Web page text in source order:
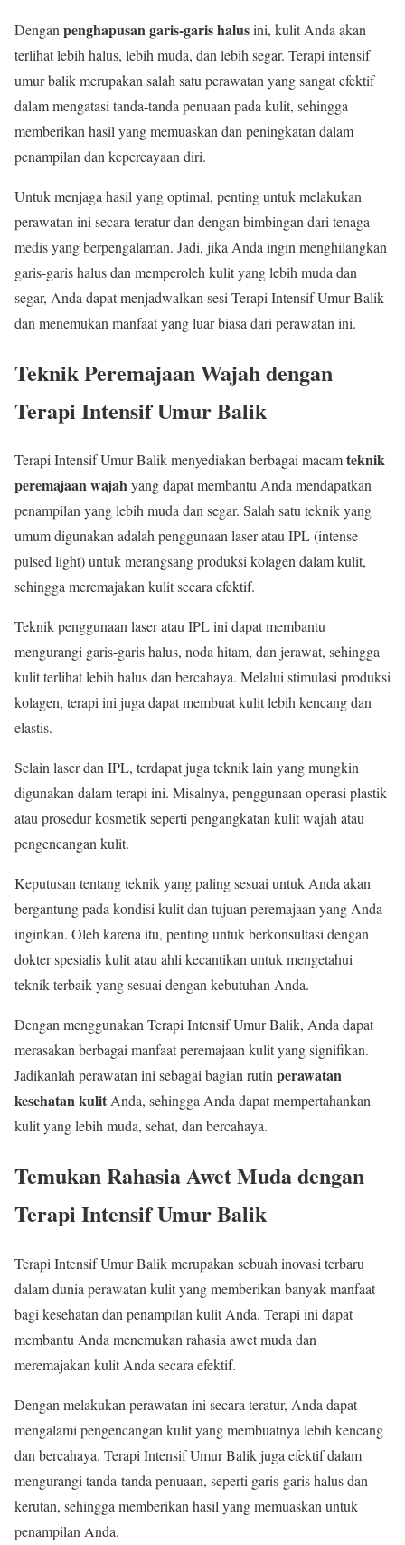
Dengan penghapusan garis-garis halusini, kulit Anda akan
terlihat lebih halus, lebih muda, dan lebih segar. Terapi intensif
umur balik merupakan salah satu perawatan yang sangat efektif
dalam mengatasi tanda-tanda penuaan pada kulit, sehingga
memberikan hasil yang memuaskan dan peningkatan dalam
penampilan dan kepercayaan diri.
Untuk menjaga hasil yang optimal, penting untuk melakukan
perawatan ini secara teratur dan dengan bimbingan dari tenaga
medis yang berpengalaman. Jadi, jika Anda ingin menghilangkan
garis-garis halus dan memperoleh kulit yang lebih muda dan
segar, Anda dapat menjadwalkan sesi Terapi Intensif Umur Balik
dan menemukan manfaat yang luar biasa dari perawatan ini.
Teknik Peremajaan Wajah dengan
Terapi Intensif Umur Balik
Terapi Intensif Umur Balik menyediakan berbagai macamteknik
peremajaan wajahyang dapat membantu Anda mendapatkan
penampilan yang lebih muda dan segar. Salah satu teknik yang
umum digunakan adalah penggunaan laser atau IPL (intense
pulsed light) untuk merangsang produksi kolagen dalam kulit,
sehingga meremajakan kulit secara efektif.
Teknik penggunaan laser atau IPL ini dapat membantu
mengurangi garis-garis halus, noda hitam, dan jerawat, sehingga
kulit terlihat lebih halus dan bercahaya. Melalui stimulasi produksi
kolagen, terapi ini juga dapat membuat kulit lebih kencang dan
elastis.
Selain laser dan IPL, terdapat juga teknik lain yang mungkin
digunakan dalam terapi ini. Misalnya, penggunaan operasi plastik
atau prosedur kosmetik seperti pengangkatan kulit wajah atau
pengencangan kulit.
Keputusan tentang teknik yang paling sesuai untuk Anda akan
bergantung pada kondisi kulit dan tujuan peremajaan yang Anda
inginkan. Oleh karena itu, penting untuk berkonsultasi dengan
dokter spesialis kulit atau ahli kecantikan untuk mengetahui
teknik terbaik yang sesuai dengan kebutuhan Anda.
Dengan menggunakan Terapi Intensif Umur Balik, Anda dapat
merasakan berbagai manfaat peremajaan kulit yang signifikan.
Jadikanlah perawatan ini sebagai bagian rutinperawatan
kesehatan kulitAnda, sehingga Anda dapat mempertahankan
kulit yang lebih muda, sehat, dan bercahaya.
Temukan Rahasia Awet Muda dengan
Terapi Intensif Umur Balik
Terapi Intensif Umur Balik merupakan sebuah inovasi terbaru
dalam dunia perawatan kulit yang memberikan banyak manfaat
bagi kesehatan dan penampilan kulit Anda. Terapi ini dapat
membantu Anda menemukan rahasia awet muda dan
meremajakan kulit Anda secara efektif.
Dengan melakukan perawatan ini secara teratur, Anda dapat
mengalami pengencangan kulit yang membuatnya lebih kencang
dan bercahaya. Terapi Intensif Umur Balik juga efektif dalam
mengurangi tanda-tanda penuaan, seperti garis-garis halus dan
kerutan, sehingga memberikan hasil yang memuaskan untuk
penampilan Anda.